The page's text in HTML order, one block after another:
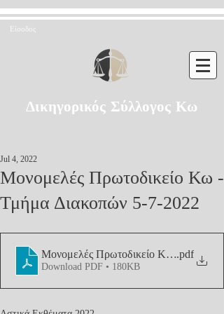
Είσοδος
Δικηγορικός Σύλλογος Κω
Μονομελές Πρωτοδικείο Κω -
Τμήμα Διακοπών 5-7-2022
Jul 4, 2022
Μονομελές Πρωτοδικείο Κω - Τμήμα
.pdf
Download PDF • 180KB